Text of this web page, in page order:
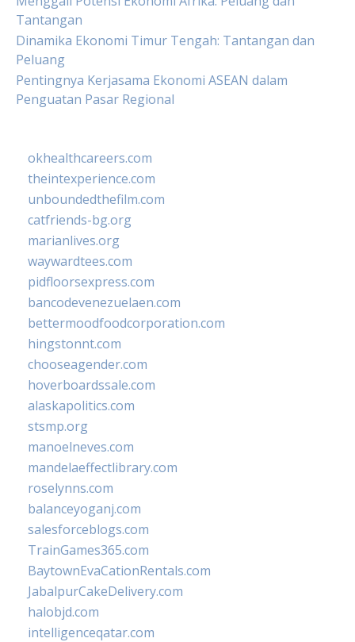
Tantangan
Dinamika Ekonomi Timur Tengah: Tantangan dan
Peluang
Pentingnya Kerjasama Ekonomi ASEAN dalam
Penguatan Pasar Regional
okhealthcareers.com
theintexperience.com
unboundedthefilm.com
catfriends-bg.org
marianlives.org
waywardtees.com
pidfloorsexpress.com
bancodevenezuelaen.com
bettermoodfoodcorporation.com
hingstonnt.com
chooseagender.com
hoverboardssale.com
alaskapolitics.com
stsmp.org
manoelneves.com
mandelaeffectlibrary.com
roselynns.com
balanceyoganj.com
salesforceblogs.com
TrainGames365.com
BaytownEvaCationRentals.com
JabalpurCakeDelivery.com
halobjd.com
intelligenceqatar.com